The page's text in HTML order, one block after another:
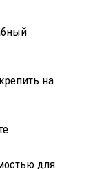
на
для